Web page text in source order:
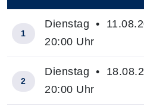
1
Dienstag •
20:00 Uhr
2
Dienstag •
20:00 Uhr